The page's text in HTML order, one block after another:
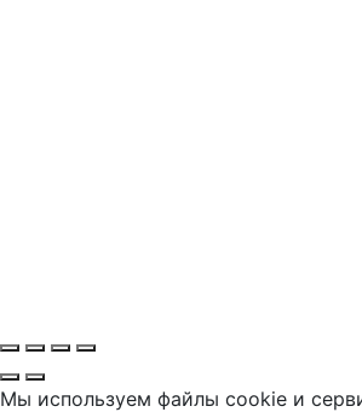
Мы используем файлы cookie и